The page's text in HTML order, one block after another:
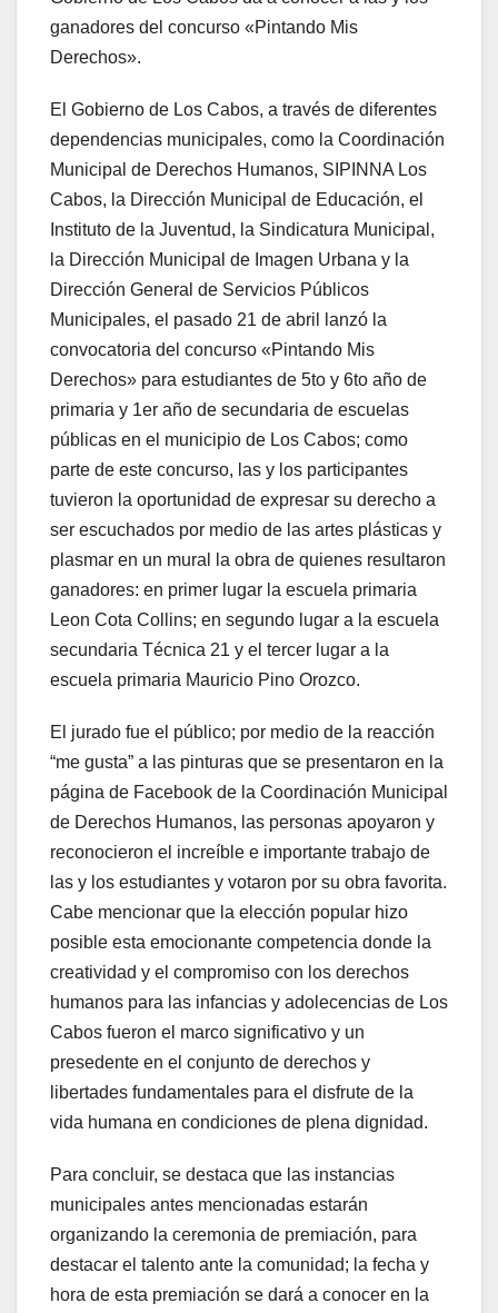
ganadores del concurso «Pintando Mis
Derechos».
El Gobierno de Los Cabos, a través de diferentes
dependencias municipales, como la Coordinación
Municipal de Derechos Humanos, SIPINNA Los
Cabos, la Dirección Municipal de Educación, el
Instituto de la Juventud, la Sindicatura Municipal,
la Dirección Municipal de Imagen Urbana y la
Dirección General de Servicios Públicos
Municipales, el pasado 21 de abril lanzó la
convocatoria del concurso «Pintando Mis
Derechos» para estudiantes de 5to y 6to año de
primaria y 1er año de secundaria de escuelas
públicas en el municipio de Los Cabos; como
parte de este concurso, las y los participantes
tuvieron la oportunidad de expresar su derecho a
ser escuchados por medio de las artes plásticas y
plasmar en un mural la obra de quienes resultaron
ganadores: en primer lugar la escuela primaria
Leon Cota Collins; en segundo lugar a la escuela
secundaria Técnica 21 y el tercer lugar a la
escuela primaria Mauricio Pino Orozco.
El jurado fue el público; por medio de la reacción
“me gusta” a las pinturas que se presentaron en la
página de Facebook de la Coordinación Municipal
de Derechos Humanos, las personas apoyaron y
reconocieron el increíble e importante trabajo de
las y los estudiantes y votaron por su obra favorita.
Cabe mencionar que la elección popular hizo
posible esta emocionante competencia donde la
creatividad y el compromiso con los derechos
humanos para las infancias y adolecencias de Los
Cabos fueron el marco significativo y un
presedente en el conjunto de derechos y
libertades fundamentales para el disfrute de la
vida humana en condiciones de plena dignidad.
Para concluir, se destaca que las instancias
municipales antes mencionadas estarán
organizando la ceremonia de premiación, para
destacar el talento ante la comunidad; la fecha y
hora de esta premiación se dará a conocer en la